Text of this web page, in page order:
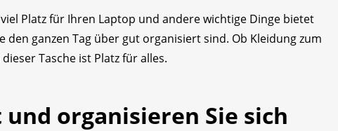
Platz für Ihren Laptop und andere wichtige Dinge bietet
den ganzen Tag über gut organisiert sind. Ob Kleidung zum
Tasche ist Platz für alles.
organisieren Sie sich